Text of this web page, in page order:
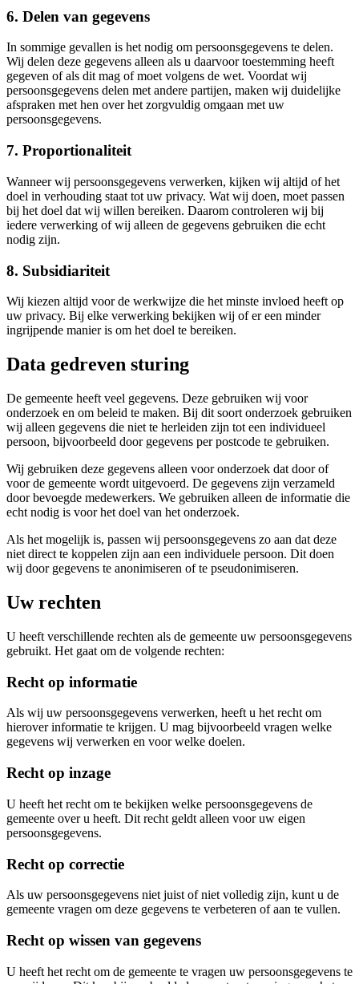
6. Delen van gegevens
In sommige gevallen is het nodig om persoonsgegevens te delen.
Wij delen deze gegevens alleen als u daarvoor toestemming heeft
gegeven of als dit mag of moet volgens de wet. Voordat wij
persoonsgegevens delen met andere partijen, maken wij duidelijke
afspraken met hen over het zorgvuldig omgaan met uw
persoonsgegevens.
7. Proportionaliteit
Wanneer wij persoonsgegevens verwerken, kijken wij altijd of het
doel in verhouding staat tot uw privacy. Wat wij doen, moet passen
bij het doel dat wij willen bereiken. Daarom controleren wij bij
iedere verwerking of wij alleen de gegevens gebruiken die echt
nodig zijn.
8. Subsidiariteit
Wij kiezen altijd voor de werkwijze die het minste invloed heeft op
uw privacy. Bij elke verwerking bekijken wij of er een minder
ingrijpende manier is om het doel te bereiken.
Data gedreven sturing
De gemeente heeft veel gegevens. Deze gebruiken wij voor
onderzoek en om beleid te maken. Bij dit soort onderzoek gebruiken
wij alleen gegevens die niet te herleiden zijn tot een individueel
persoon, bijvoorbeeld door gegevens per postcode te gebruiken.
Wij gebruiken deze gegevens alleen voor onderzoek dat door of
voor de gemeente wordt uitgevoerd. De gegevens zijn verzameld
door bevoegde medewerkers. We gebruiken alleen de informatie die
echt nodig is voor het doel van het onderzoek.
Als het mogelijk is, passen wij persoonsgegevens zo aan dat deze
niet direct te koppelen zijn aan een individuele persoon. Dit doen
wij door gegevens te anonimiseren of te pseudonimiseren.
Uw rechten
U heeft verschillende rechten als de gemeente uw persoonsgegevens
gebruikt. Het gaat om de volgende rechten:
Recht op informatie
Als wij uw persoonsgegevens verwerken, heeft u het recht om
hierover informatie te krijgen. U mag bijvoorbeeld vragen welke
gegevens wij verwerken en voor welke doelen.
Recht op inzage
U heeft het recht om te bekijken welke persoonsgegevens de
gemeente over u heeft. Dit recht geldt alleen voor uw eigen
persoonsgegevens.
Recht op correctie
Als uw persoonsgegevens niet juist of niet volledig zijn, kunt u de
gemeente vragen om deze gegevens te verbeteren of aan te vullen.
Recht op wissen van gegevens
U heeft het recht om de gemeente te vragen uw persoonsgegevens te